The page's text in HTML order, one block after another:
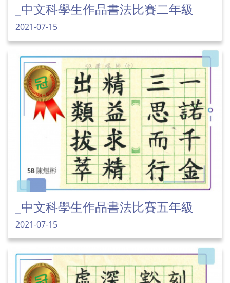
_中文科學生作品書法比賽二年級
2021-07-15
_中文科學生作品書法比賽五年級
2021-07-15